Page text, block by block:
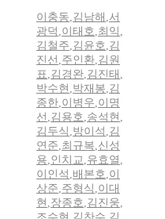
이충동,김남해 ,서
광덕 ,이태호,최익 ,
김철주,김윤호,김
진선 ,주인환,김원
표,김경완,김진태 ,
박수현 ,박재봉,김
종한,이병우,이명
선 ,김용호,송석현 ,
김두식 ,방이석 ,김
연준,최규복,신성
용,인치교,유효열 ,
이인석 ,배본호,이
상준,주형식 ,이대
현 ,장종호,김진웅,